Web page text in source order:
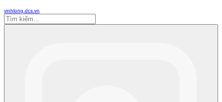
vinhlong.dcs.vn